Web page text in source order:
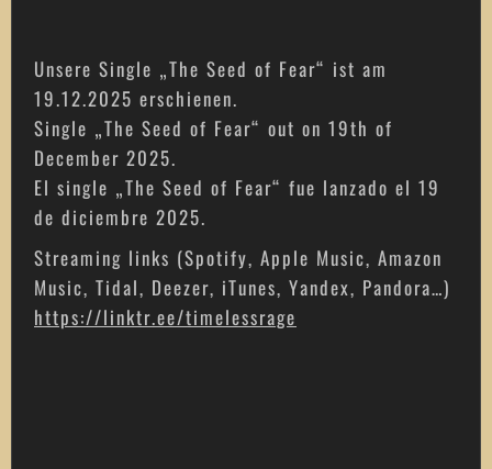
Unsere Single „The Seed of Fear“ ist am
19.12.2025 erschienen.
Single „The Seed of Fear“ out on 19th of
December 2025.
El single „The Seed of Fear“ fue lanzado el 19
de diciembre 2025.
Streaming links (Spotify, Apple Music, Amazon
Music, Tidal, Deezer, iTunes, Yandex, Pandora…)
https://linktr.ee/timelessrage